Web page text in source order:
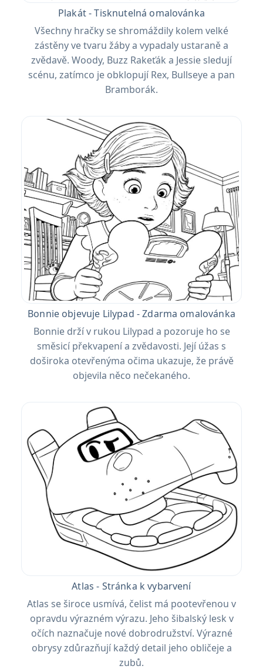
Plakát - Tisknutelná omalovánka
Všechny hračky se shromáždily kolem velké
zástěny ve tvaru žáby a vypadaly ustaraně a
zvědavě. Woody, Buzz Rakeťák a Jessie sledují
scénu, zatímco je obklopují Rex, Bullseye a pan
Bramborák.
Bonnie objevuje Lilypad - Zdarma omalovánka
Bonnie drží v rukou Lilypad a pozoruje ho se
směsicí překvapení a zvědavosti. Její úžas s
doširoka otevřenýma očima ukazuje, že právě
objevila něco nečekaného.
Atlas - Stránka k vybarvení
Atlas se široce usmívá, čelist má pootevřenou v
opravdu výrazném výrazu. Jeho šibalský lesk v
očích naznačuje nové dobrodružství. Výrazné
obrysy zdůrazňují každý detail jeho obličeje a
zubů.